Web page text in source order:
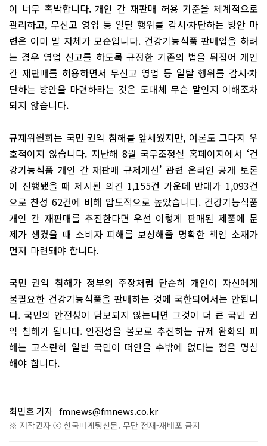
이 너무 촉박합니다. 개인 간 재판매 허용 기준을 체계적으로
관리하고, 무신고 영업 등 일탈 행위를 감시·차단하는 방안 마
련은 이미 말 자체가 모순입니다. 건강기능식품 판매업을 하려
는 경우 영업 신고를 하도록 규정한 기존의 법을 뒤집어 개인
간 재판매를 허용하면서 무신고 영업 등 일탈 행위를 감시·차
단하는 방안을 마련하라는 것은 도대체 무슨 말인지 이해조차
되지 않습니다.
규제위원회는 국민 권익 침해를 앞세웠지만, 여론도 그다지 우
호적이지 않습니다. 지난해 8월 국무조정실 홈페이지에서 ‘건
강기능식품 개인 간 재판매 규제개선’ 관련 온라인 공개 토론
이 진행됐을 때 제시된 의견 1,155건 가운데 반대가 1,093건
으로 찬성 62건에 비해 압도적으로 높았습니다. 건강기능식품
개인 간 재판매를 추진한다면 우선 이렇게 판매된 제품에 문
제가 생겼을 때 소비자 피해를 보상해줄 명확한 책임 소재가
먼저 마련돼야 합니다.
국민 권익 침해가 정부의 주장처럼 단순히 개인이 자신에게
불필요한 건강기능식품을 판매하는 것에 국한되어서는 안됩니
다. 국민의 안전성이 담보되지 않는다면 그것이 더 큰 국민 권
익 침해가 됩니다. 안전성을 볼모로 추진하는 규제 완화의 피
해는 고스란히 일반 국민이 떠안을 수밖에 없다는 점을 명심
해야 합니다.
최민호 기자 fmnews@fmnews.co.kr
※ 저작권자 ⓒ 한국마케팅신문. 무단 전재-재배포 금지